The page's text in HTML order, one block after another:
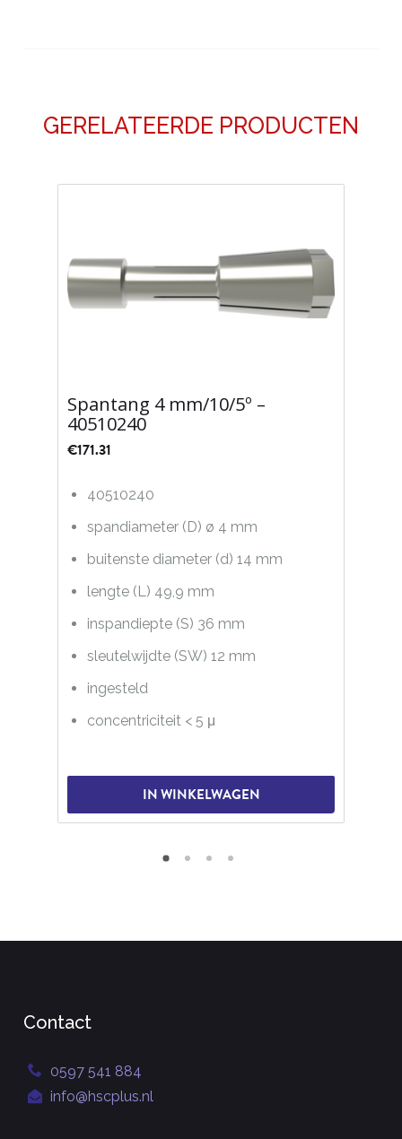
GERELATEERDE PRODUCTEN
Spantang 4 mm/10/5º –
40510240
€171.31
40510240
spandiameter (D) ø 4 mm
buitenste diameter (d) 14 mm
lengte (L) 49,9 mm
inspandiepte (S) 36 mm
sleutelwijdte (SW) 12 mm
ingesteld
concentriciteit < 5 μ
IN WINKELWAGEN
Contact
0597 541 884
info@hscplus.nl